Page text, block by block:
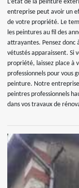
L’état de la peinture
entreprise peut avoir un
de votre propriété. Le
les peintures au fil des
attrayantes. Pensez donc
vétustés apparaissent. Si
propriété, laissez place à
professionnels pour vous
peinture. Notre
peintres professionnels
dans vos travaux de